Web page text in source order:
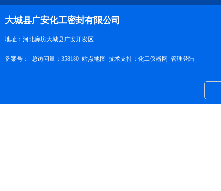
大城县广安化工密封有限公司
地址：河北廊坊大城县广安开发区
备案号： 总访问量：358180 站点地图 技术支持： 化工仪器网 管理登陆